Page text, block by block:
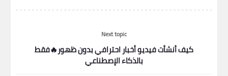
Next topic
كيف أنشأت فيديو أخبار احترافي بدون ظهور🔥فقط
بالذكاء الإصطناعي